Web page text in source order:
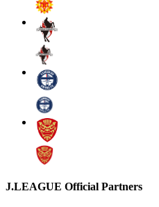
J.LEAGUE Official Partners